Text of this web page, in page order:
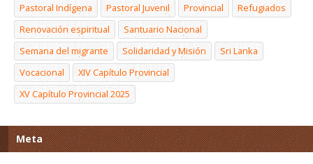
Pastoral Indígena
Pastoral Juvenil Provincial
Refugiados
Renovación espiritual
Santuario Nacional
Semana del migrante
Solidaridad y Misión
Sri Lanka
Vocacional
XIV Capítulo Provincial
XV Capítulo Provincial 2025
Meta